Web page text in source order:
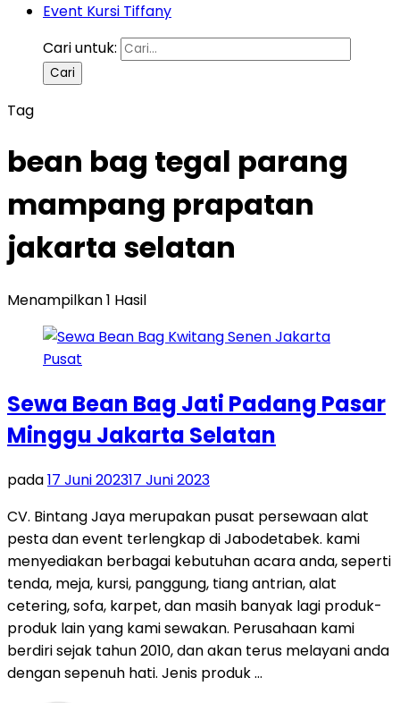
Event Kursi Tiffany
Cari untuk:
Tag
bean bag tegal parang
mampang prapatan
jakarta selatan
Menampilkan 1 Hasil
Sewa Bean Bag Jati Padang Pasar
Minggu Jakarta Selatan
pada17 Juni 202317 Juni 2023
CV. Bintang Jaya merupakan pusat persewaan alat
pesta dan event terlengkap di Jabodetabek. kami
menyediakan berbagai kebutuhan acara anda, seperti
tenda, meja, kursi, panggung, tiang antrian, alat
cetering, sofa, karpet, dan masih banyak lagi produk-
produk lain yang kami sewakan. Perusahaan kami
berdiri sejak tahun 2010, dan akan terus melayani anda
dengan sepenuh hati. Jenis produk …